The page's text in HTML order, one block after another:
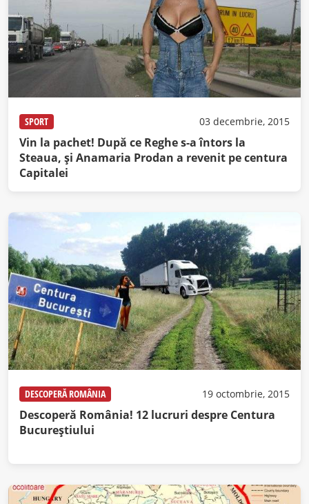
SPORT 03 decembrie, 2015
Vin la pachet! După ce Reghe s-a întors la
Steaua, și Anamaria Prodan a revenit pe centura
Capitalei
DESCOPERĂ ROMÂNIA 19 octombrie, 2015
Descoperă România! 12 lucruri despre Centura
Bucureştiului